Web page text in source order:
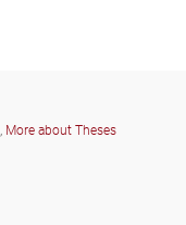
, More about Theses